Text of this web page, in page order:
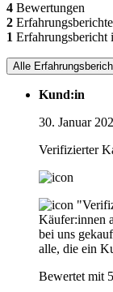
4 Bewertungen
2
1 Erfahrungsbericht
Alle
Kund:in
30. Januar
Verifizierter
Käufer:innen
bei uns
alle, die ein
Bewertet mit